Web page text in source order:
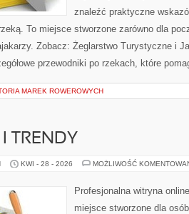
znaleźć praktyczne
To miejsce stworzone zarówno dla
Zobacz: Żeglarstwo Turystyczne i
przewodniki po rzekach, które
MAREK ROWEROWYCH
TRENDY
KWI - 28 - 2026 MOŻLIWOŚĆ
Profesjonalna witryna
miejsce stworzone dla